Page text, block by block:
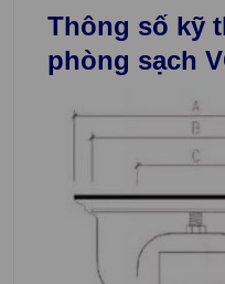
Thông số kỹ
phòng sạch